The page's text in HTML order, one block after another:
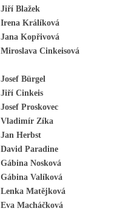
Jiří Blažek
Irena Králíková
Jana Kopřivová
Miroslava Cinkeisová
Josef Bürgel
Jiří Cinkeis
Josef Proskovec
Vladimír Zíka
Jan Herbst
David Paradine
Gábina Nosková
Gábina Valíková
Lenka Matějková
Eva Macháčková